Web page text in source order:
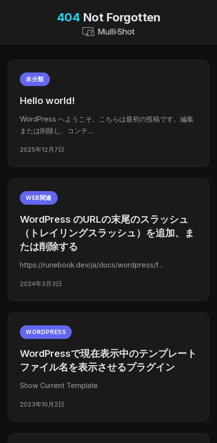
404 Not Forgotten
未分類
Hello world!
WordPress へようこそ。こちらは最初の投稿です。編集
または削除し、コンテ…
2025年12月7日
WEB関連
WordPress のURLの末尾のスラッシュ
（トレイリングスラッシュ）を追加、ま
たは削除する
https://runebook.dev/ja/docs/wordpress/f…
2024年3月3日
WORDPRESS
WordPressで現在表示中のテンプレート
ファイル名を表示させるプラグイン
Show Current Template
2023年10月2日